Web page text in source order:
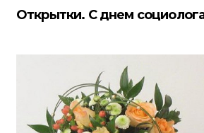
Открытки. С днем